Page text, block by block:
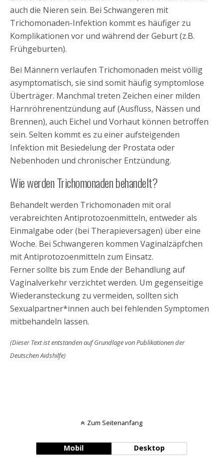
auch die Nieren sein. Bei Schwangeren mit
Trichomonaden-Infektion kommt es häufiger zu
Komplikationen vor und während der Geburt (z.B.
Frühgeburten).
Bei Männern verlaufen Trichomonaden meist völlig
asymptomatisch, sie sind somit häufig symptomlose
Überträger. Manchmal treten Zeichen einer milden
Harnröhrenentzündung auf (Ausfluss, Nässen und
Brennen), auch Eichel und Vorhaut können betroffen
sein. Selten kommt es zu einer aufsteigenden
Infektion mit Besiedelung der Prostata oder
Nebenhoden und chronischer Entzündung.
Wie werden Trichomonaden behandelt?
Behandelt werden Trichomonaden mit oral
verabreichten Antiprotozoenmitteln, entweder als
Einmalgabe oder (bei Therapieversagen) über eine
Woche. Bei Schwangeren kommen Vaginalzäpfchen
mit Antiprotozoenmitteln zum Einsatz.
Ferner sollte bis zum Ende der Behandlung auf
Vaginalverkehr verzichtet werden. Um gegenseitige
Wiederansteckung zu vermeiden, sollten sich
Sexualpartner*innen auch bei fehlenden Symptomen
mitbehandeln lassen.
(Dieser Text ist entstanden auf Grundlage von Publikationen der
Deutschen Aidshilfe)
Zum Seitenanfang
Mobil Desktop